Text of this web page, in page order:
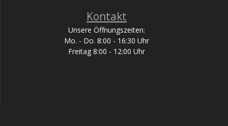
Kontakt
Unsere Öffnungszeiten:
Mo. - Do. 8:00 - 16:30 Uhr
Freitag 8:00 - 12:00 Uhr